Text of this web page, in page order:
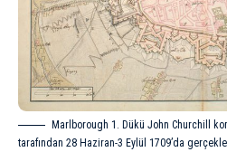
Marlborough 1. Dükü John Churchill
tarafından 28 Haziran-3 Eylül 1709’da